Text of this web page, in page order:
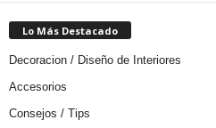
Lo Más Destacado
Decoracion / Diseño de Interiores
Accesorios
Consejos / Tips